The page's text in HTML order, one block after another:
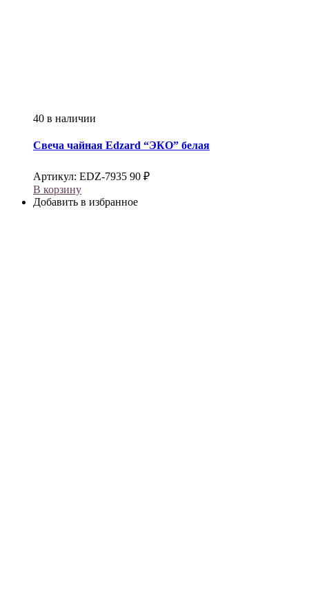
40 в наличии
Свеча чайная Edzard “ЭКО” белая
Артикул: EDZ-7935 90 ₽
В корзину
Добавить в избранное